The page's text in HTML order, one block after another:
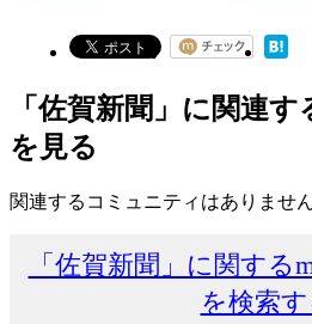
「佐賀新聞」に関連
を見る
関連するコミュニティはありませ
「佐賀新聞」に関する
を検索す